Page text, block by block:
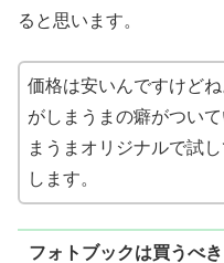
ると思います。
価格は安いんですけどね
がしまうまの癖がつい
まうまオリジナルで試
します。
フォトブックは買うべき